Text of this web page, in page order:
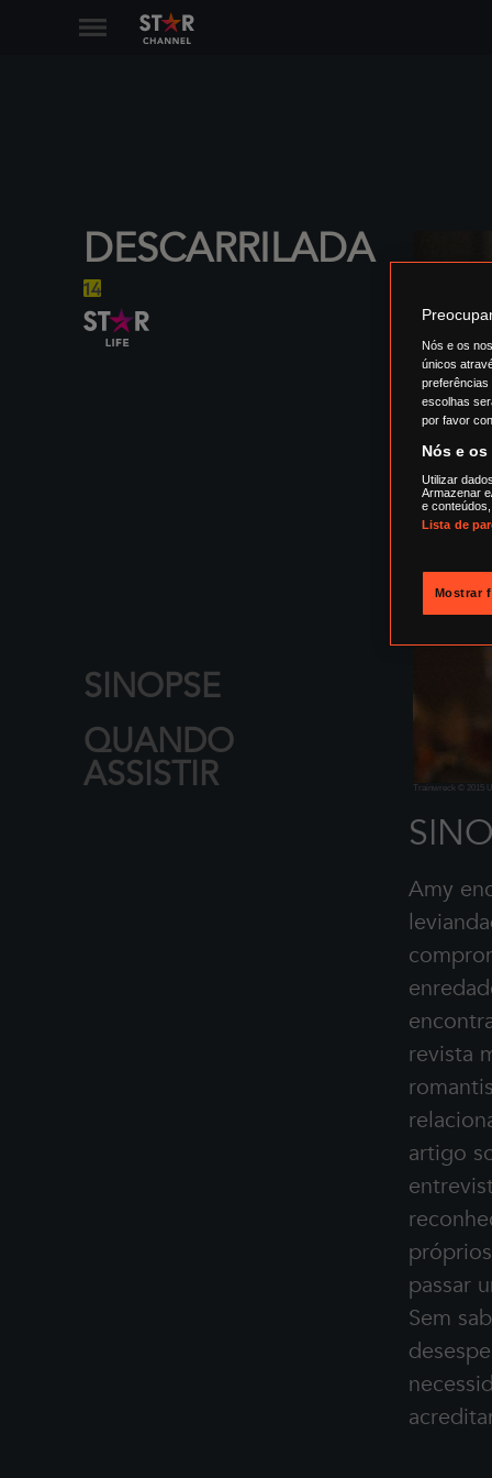
DESCARRILADA
SINOPSE
QUANDO
ASSISTIR Trainwreck © 2015
Amy
revista
artigo
passar
Sem
Nós e os
únicos
preferências
escolhas
por favor
Nós e
Utilizar
Armazenar
e
Lista de
Mostrar